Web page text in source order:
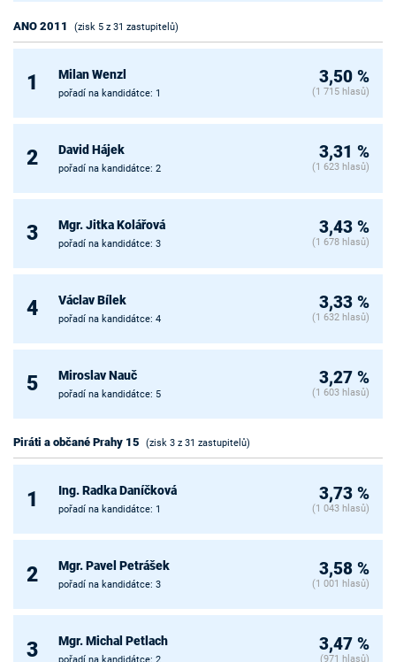
ANO 2011 (zisk 5 z 31 zastupitelů)
1 Milan Wenzl
pořadí na kandidátce: 1
3,50 %
(1 715 hlasů)
2 David Hájek
pořadí na kandidátce: 2
3,31 %
(1 623 hlasů)
3 Mgr. Jitka Kolářová
pořadí na kandidátce: 3
3,43 %
(1 678 hlasů)
4 Václav Bílek
pořadí na kandidátce: 4
3,33 %
(1 632 hlasů)
5 Miroslav Nauč
pořadí na kandidátce: 5
3,27 %
(1 603 hlasů)
Piráti a občané Prahy 15 (zisk 3 z 31 zastupitelů)
1 Ing. Radka Daníčková
pořadí na kandidátce: 1
3,73 %
(1 043 hlasů)
2 Mgr. Pavel Petrášek
pořadí na kandidátce: 3
3,58 %
(1 001 hlasů)
3 Mgr. Michal Petlach
pořadí na kandidátce: 2
3,47 %
(971 hlasů)